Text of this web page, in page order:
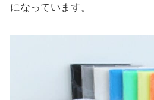
になっています。